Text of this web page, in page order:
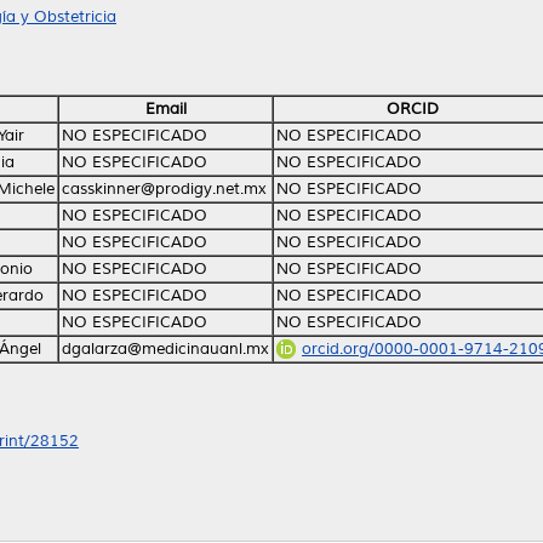
y Obstetricia
Email
ORCID
NO ESPECIFICADO
NO ESPECIFICADO
NO ESPECIFICADO
NO ESPECIFICADO
casskinner@prodigy.net.mx NO ESPECIFICADO
NO ESPECIFICADO
NO ESPECIFICADO
NO ESPECIFICADO
NO ESPECIFICADO
NO ESPECIFICADO
NO ESPECIFICADO
NO ESPECIFICADO
NO ESPECIFICADO
NO ESPECIFICADO
NO ESPECIFICADO
dgalarza@medicinauanl.mx orcid.org/0000-0001-9714-
28152